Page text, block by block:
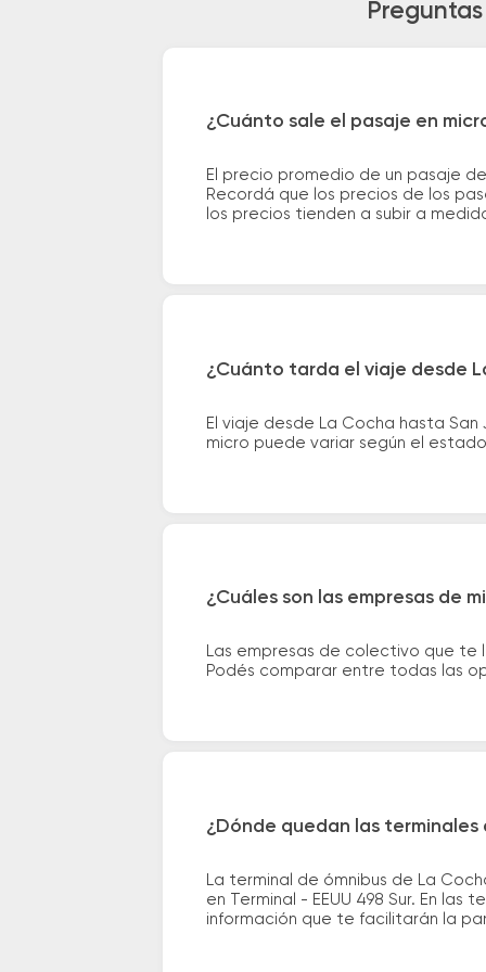
¿Cuánto sale el pasaje en
El precio promedio de un pasaje
Recordá que los precios de los
los precios tienden a subir a
¿Cuánto tarda el viaje desde
El viaje desde La Cocha hasta
micro puede variar según el
¿Cuáles son las empresas de
Las empresas de colectivo que te
Podés comparar entre todas las
¿Dónde quedan las terminales
La terminal de ómnibus de La
en Terminal - EEUU 498 Sur. En
información que te facilitarán la